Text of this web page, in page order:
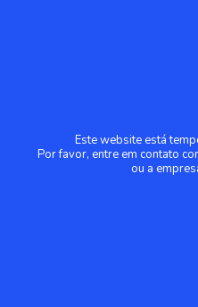
Este website está
Por favor, entre em contato
ou a